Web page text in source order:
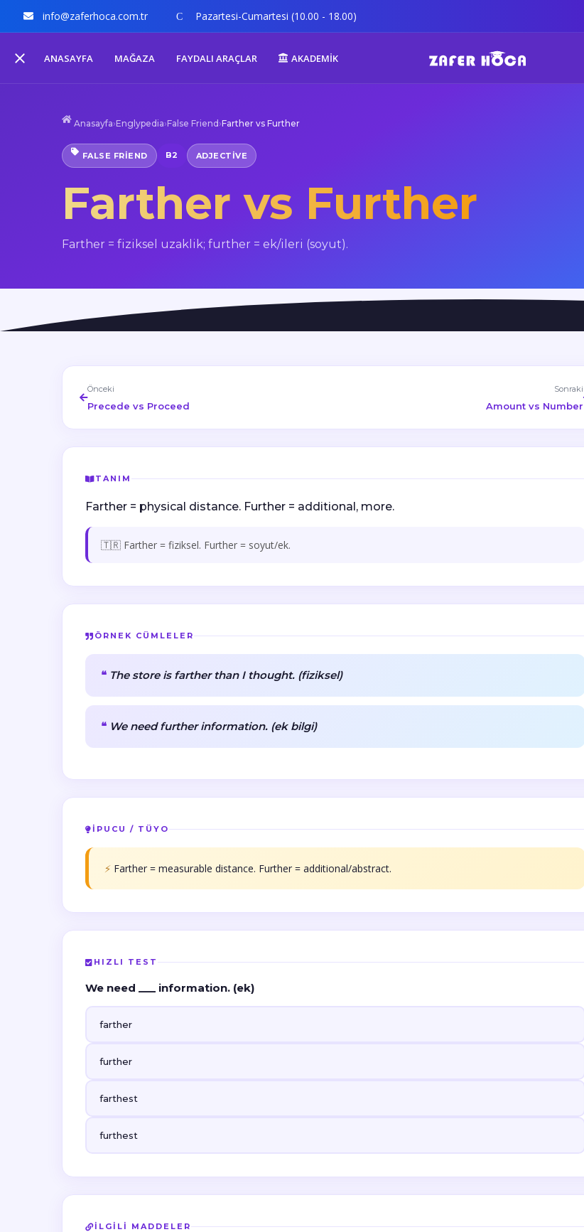
info@zaferhoca.com.tr Pazartesi-Cumartesi (10.00 - 18.00)
ANASAYFA MAĞAZA FAYDALI ARAÇLAR AKADEMİK
Anasayfa›Englypedia›False Friend ›Farther vs Further
FALSE FRIEND B2 ADJECTIVE
Farther vs Further
Farther = fiziksel uzaklik; further = ek/ileri (soyut).
Önceki
Precede vs Proceed
Sonraki
Amount vs Number
TANIM
Farther = physical distance. Further = additional, more.
🇹🇷 Farther = fiziksel. Further = soyut/ek.
ÖRNEK CÜMLELER
The store is farther than I thought. (fiziksel)
We need further information. (ek bilgi)
İPUCU / TÜYO
⚡ Farther = measurable distance. Further = additional/abstract.
HIZLI TEST
We need ___ information. (ek)
farther
further
farthest
furthest
İLGILI MADDELER